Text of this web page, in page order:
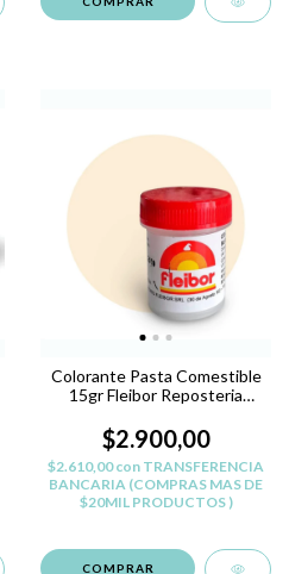
Colorante Pasta Comestible
15gr Fleibor Reposteria
$2.900,00
$2.610,00con TRANSFERENCIA
BANCARIA (COMPRAS MAS DE
$20MIL PRODUCTOS )